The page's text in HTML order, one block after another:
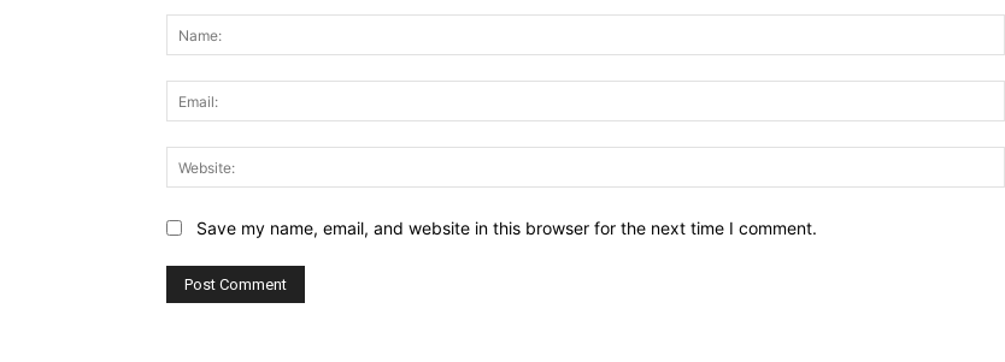
Save my name, email, and website in this browser for the next time I comment.